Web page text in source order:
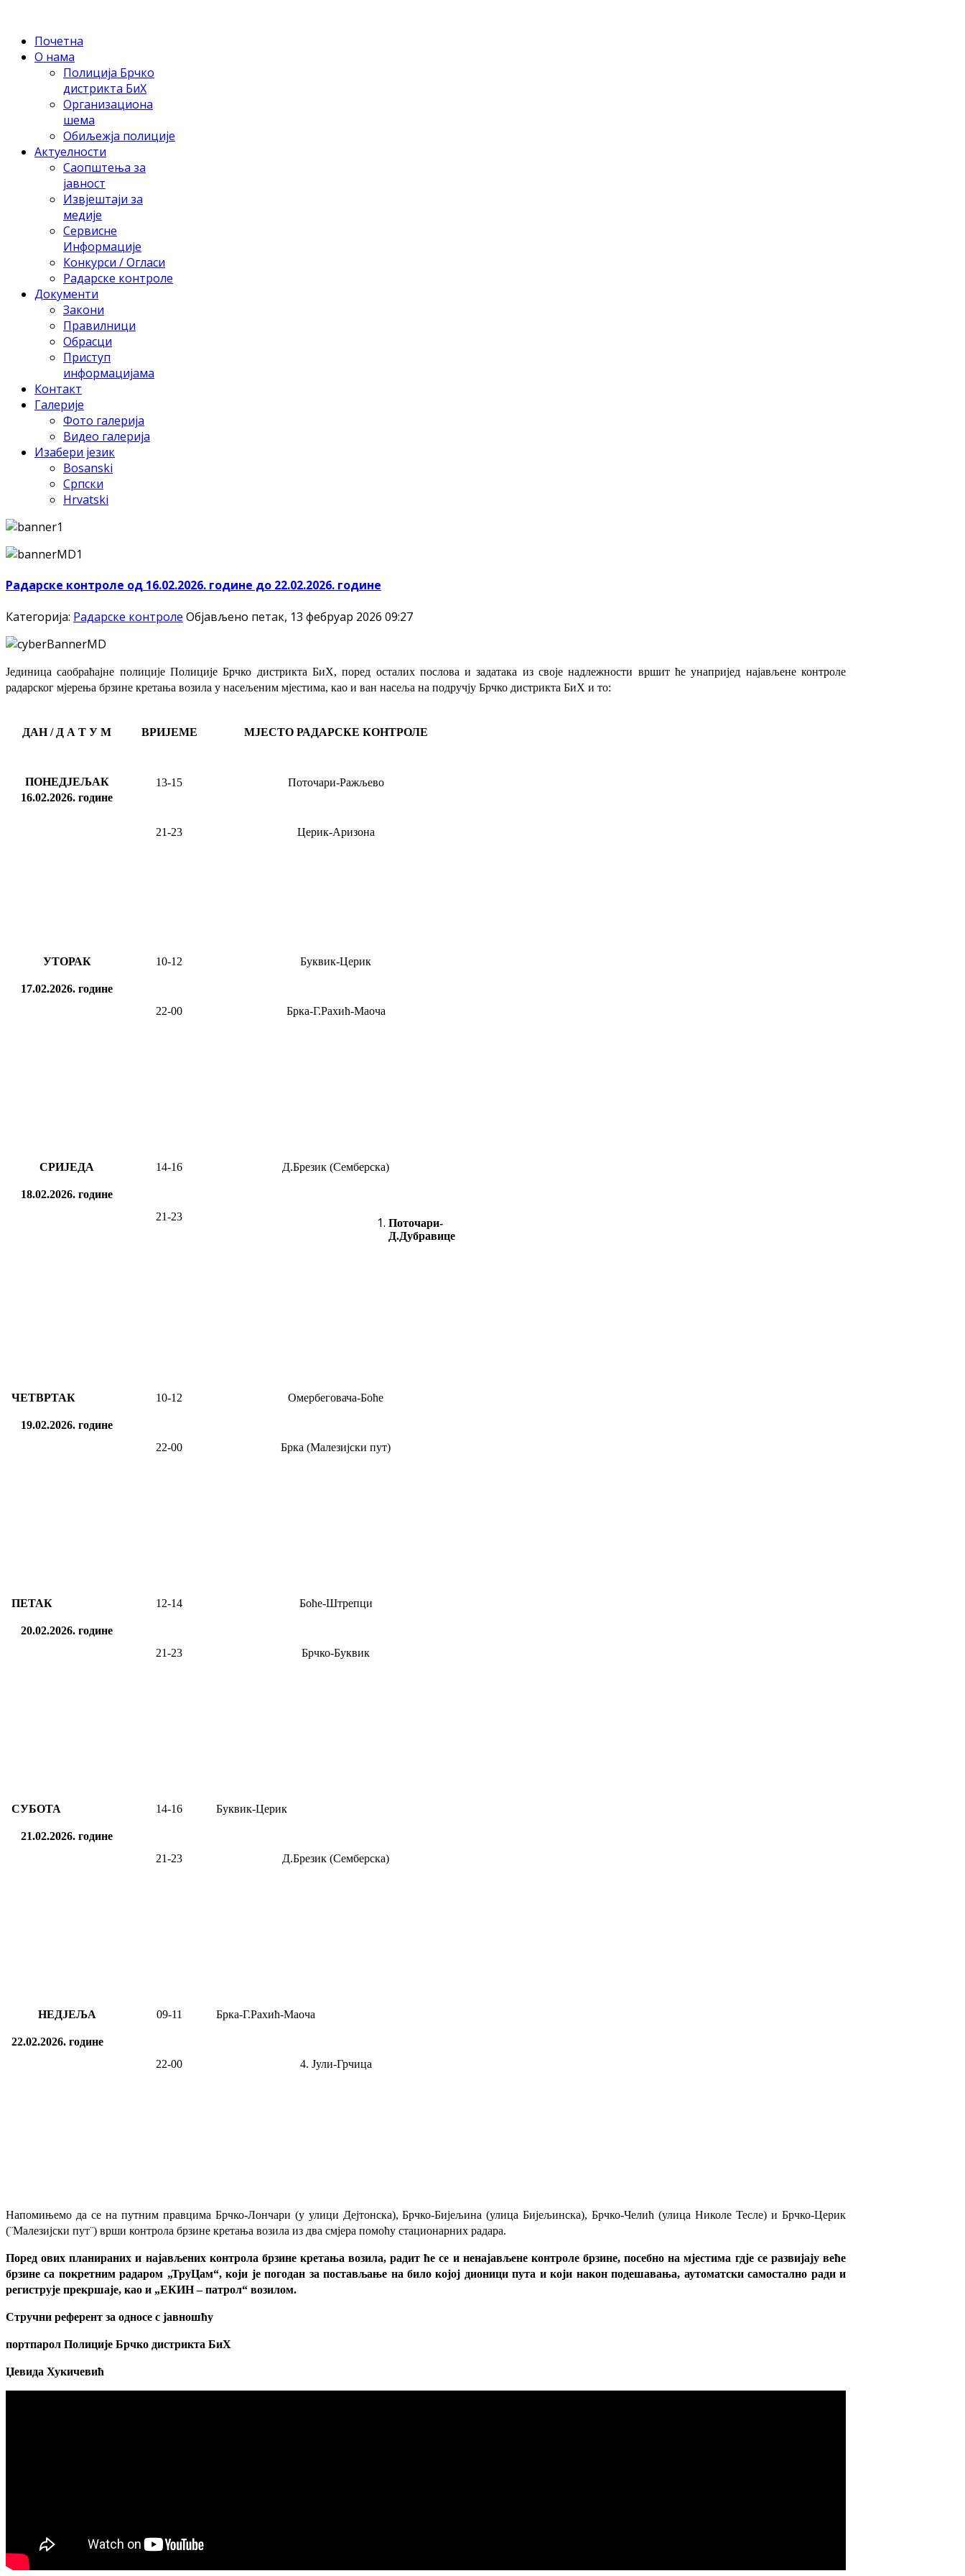
Почетна
О нама
Полиција Брчко
дистрикта БиХ
Организациона
шема
Обиљежја полиције
Актуелности
Саопштења за
јавност
Извјештаји за
медије
Сервисне
Информације
Конкурси / Огласи
Радарске контроле
Документи
Закони
Правилници
Обрасци
Приступ
информацијама
Контакт
Галерије
Фото галерија
Видео галерија
Изабери језик
Bosanski
Српски
Hrvatski
Радарске контроле од 16.02.2026. године до 22.02.2026. године
Категорија: Радарске контроле Објављено петак, 13 фебруар 2026 09:27
Јединица саобраћајне полиције Полиције Брчко дистрикта БиХ, поред осталих послова и задатака из своје надлежности вршит ће унапријед најављенеконтроле
радарског мјерења брзине кретања возила у насељеним мјестима, као и ван насеља на подручју Брчко дистрикта БиХ и то:
ДАН / Д А Т У М ВРИЈЕМЕ МЈЕСТО РАДАРСКЕ КОНТРОЛЕ
ПОНЕДЈЕЉАК
16.02.2026. године
13-15 Поточари-Ражљево
21-23 Церик-Аризона
УТОРАК
17.02.2026. године
10-12 Буквик-Церик
22-00 Брка-Г.Рахић-Маоча
СРИЈЕДА
18.02.2026. године
14-16 Д.Брезик (Семберска)
21-23
Поточари-
Д.Дубравице
ЧЕТВРТАК
19.02.2026. године
10-12 Омербеговача-Боће
22-00 Брка (Малезијски пут)
ПЕТАК
20.02.2026. године
12-14 Боће-Штрепци
21-23 Брчко-Буквик
СУБОТА
21.02.2026. године
14-16 Буквик-Церик
21-23 Д.Брезик (Семберска)
НЕДЈЕЉА
22.02.2026. године
09-11 Брка-Г.Рахић-Маоча
22-00 4. Јули-Грчица
Напомињемо да се на путним правцима Брчко-Лончари (у улици Дејтонска), Брчко-Бијељина (улица Бијељинска), Брчко-Челић (улица Николе Тесле) и Брчко-Церик
(¨Малезијски пут¨) врши контрола брзине кретања возила из два смјера помоћу стационарних радара.
Поред ових планираних и најављених контрола брзине кретања возила, радит ће се и ненајављене контроле брзине, посебно на мјестима гдје се развијају веће
брзине са покретним радаром „ТруЦам“, који је погодан за постављање на било којој дионици пута и који након подешавања, аутоматски самостално ради и
региструје прекршаје, као и „ЕКИН – патрол“ возилом.
Стручни референт за односе с јавношћу
портпарол Полиције Брчко дистрикта БиХ
Џевида Хукичевић